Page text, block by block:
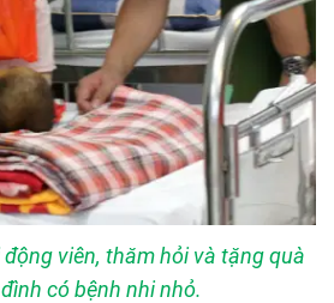
viên, thăm hỏi và tặng quà
có bệnh nhi nhỏ.